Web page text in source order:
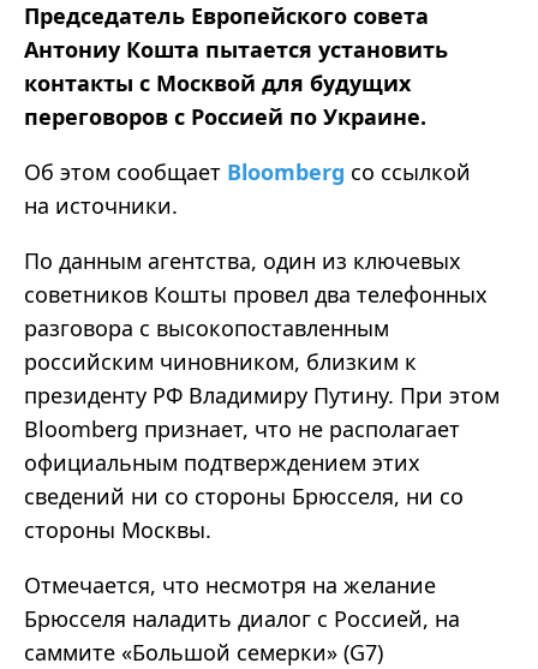
Председатель Европейского совета
Антониу Кошта пытается установить
контакты с Москвой для будущих
переговоров с Россией по Украине.
Об этом сообщает Bloomberg со ссылкой
на источники.
По данным агентства, один из ключевых
советников Кошты провел два телефонных
разговора с высокопоставленным
российским чиновником, близким к
президенту РФ Владимиру Путину. При этом
Bloomberg признает, что не располагает
официальным подтверждением этих
сведений ни со стороны Брюсселя, ни со
стороны Москвы.
Отмечается, что несмотря на желание
Брюсселя наладить диалог с Россией, на
саммите «Большой семерки» (G7)